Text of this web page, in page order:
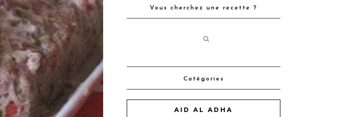
Vous cherchez une recette ?
Catégories
AID AL ADHA